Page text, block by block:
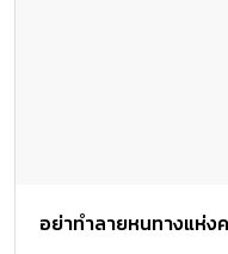
อย่าทำลายหนทางแห่ง